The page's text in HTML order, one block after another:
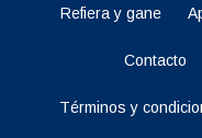
Refiera y gane
Contacto
Términos y